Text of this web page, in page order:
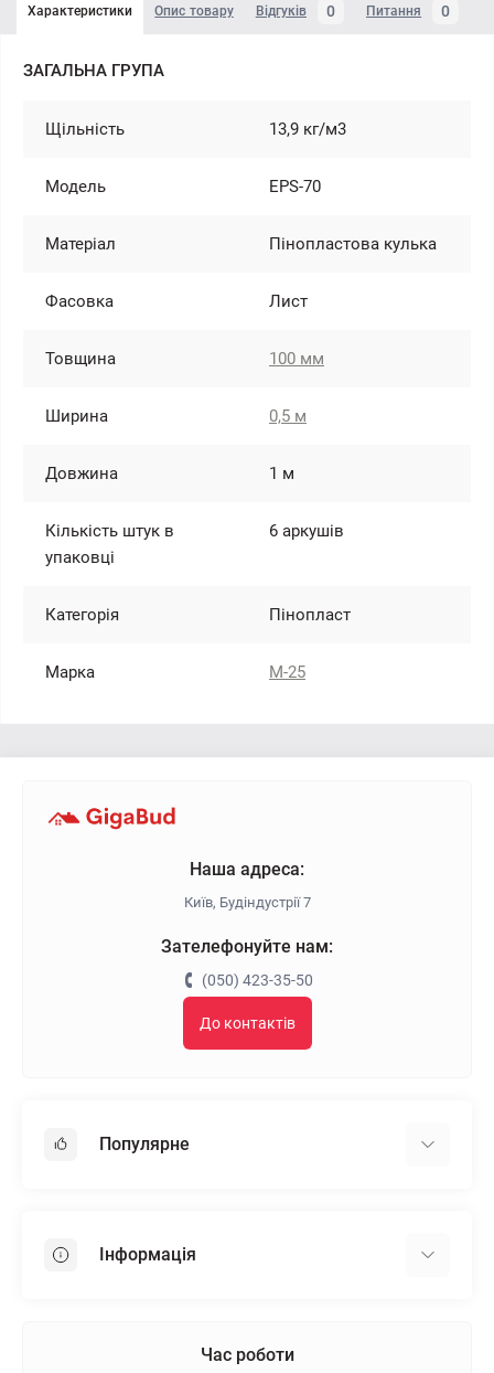
Характеристики Опис товару Відгуків 0 Питання 0
ЗАГАЛЬНА ГРУПА
Щільність 13,9 кг/м3
Модель EPS-70
Матеріал Пінопластова кулька
Фасовка Лист
Товщина 100 мм
Ширина 0,5 м
Довжина 1 м
Кількість штук в
упаковці
6 аркушів
Категорія Пінопласт
Марка М-25
Наша адреса:
Київ, Будіндустрії 7
Зателефонуйте нам:
(050) 423-35-50
До контактів
Популярне
Пінопласт
Інформація
Час роботи